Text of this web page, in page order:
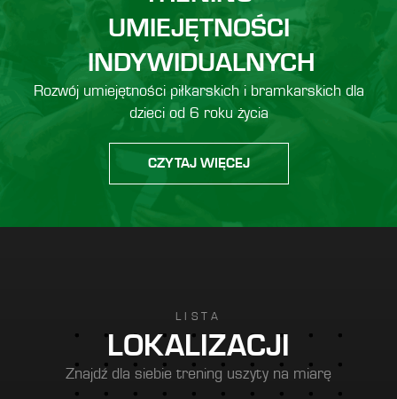
UMIEJĘTNOŚCI
INDYWIDUALNYCH
Rozwój umiejętności piłkarskich i bramkarskich dla
dzieci od 6 roku życia
CZYTAJ WIĘCEJ
LISTA
LOKALIZACJI
Znajdź dla siebie trening uszyty na miarę